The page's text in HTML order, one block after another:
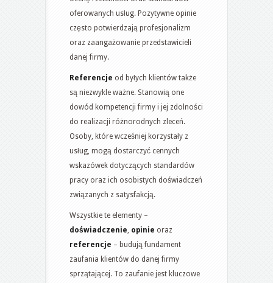
oferowanych usług. Pozytywne opinie
często potwierdzają profesjonalizm
oraz zaangażowanie przedstawicieli
danej firmy.
Referencje od byłych klientów także
są niezwykle ważne. Stanowią one
dowód kompetencji firmy i jej zdolności
do realizacji różnorodnych zleceń.
Osoby, które wcześniej korzystały z
usług, mogą dostarczyć cennych
wskazówek dotyczących standardów
pracy oraz ich osobistych doświadczeń
związanych z satysfakcją.
Wszystkie te elementy –
doświadczenie, opinie oraz
referencje – budują fundament
zaufania klientów do danej firmy
sprzątającej. To zaufanie jest kluczowe